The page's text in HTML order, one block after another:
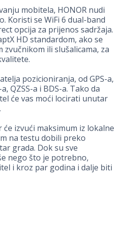
mobitela, HONOR nudi
Koristi se WiFi 6 dual-band
opcija za prijenos sadržaja.
HD standardom, ako se
ili slušalicama, za
pozicioniranja, od GPS-a,
QZSS-a i BDS-a. Tako da
će vas moći locirati unutar
izvući maksimum iz lokalne
na testu dobili preko
grada. Dok su sve
nego što je potrebno,
i kroz par godina i dalje biti